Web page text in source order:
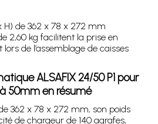
H) de 362 x 78 x 272 mm
2,60 kg facilitent la prise en
de l’assemblage de caisses
ALSAFIX 24/50 P1 pour
50mm en résumé
362 x 78 x 272 mm, son poids
de chargeur de 140 agrafes,